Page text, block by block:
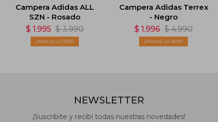
Campera Adidas ALL
SZN - Rosado
$ 1.995 $ 3.990
50
Campera Adidas Terrex
- Negro
$ 1.996 $ 4.990
60
NEWSLETTER
¡Suscribite y recibí todas nuestras novedades!